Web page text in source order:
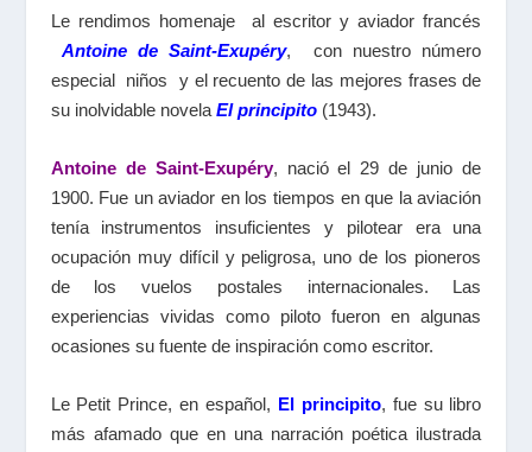
Le rendimos homenaje al escritor y aviador francés
Antoine de Saint-Exupéry, con nuestro número
especial niños y el recuento de las mejores frases de
su inolvidable novela El principito(1943).
Antoine de Saint-Exupéry, nació el 29 de junio de
1900. Fue un aviador en los tiempos en que la aviación
tenía instrumentos insuficientes y pilotear era una
ocupación muy difícil y peligrosa, uno de los pioneros
de los vuelos postales internacionales. Las
experiencias vividas como piloto fueron en algunas
ocasiones su fuente de inspiración como escritor.
Le Petit Prince,en español, El principito, fue su libro
más afamado que en una narración poética ilustrada